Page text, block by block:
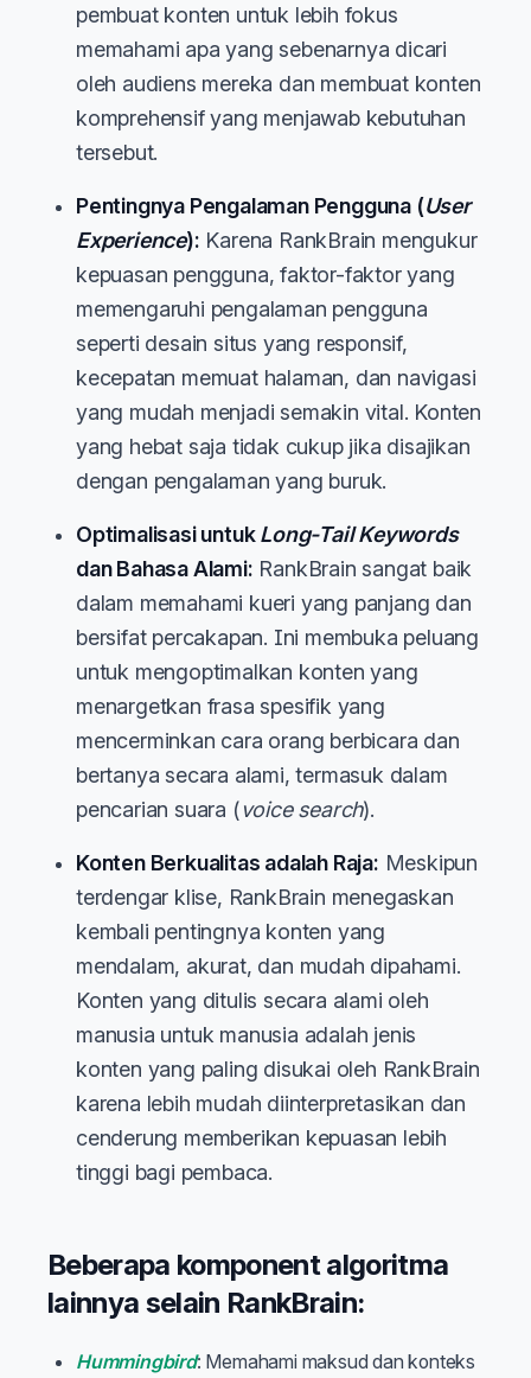
pembuat konten untuk lebih fokus
memahami apa yang sebenarnya dicari
oleh audiens mereka dan membuat konten
komprehensif yang menjawab kebutuhan
tersebut.
Pentingnya Pengalaman Pengguna (User
Experience): Karena RankBrain mengukur
kepuasan pengguna, faktor-faktor yang
memengaruhi pengalaman pengguna
seperti desain situs yang responsif,
kecepatan memuat halaman, dan navigasi
yang mudah menjadi semakin vital. Konten
yang hebat saja tidak cukup jika disajikan
dengan pengalaman yang buruk.
Optimalisasi untukLong-Tail Keywords
dan Bahasa Alami: RankBrain sangat baik
dalam memahami kueri yang panjang dan
bersifat percakapan. Ini membuka peluang
untuk mengoptimalkan konten yang
menargetkan frasa spesifik yang
mencerminkan cara orang berbicara dan
bertanya secara alami, termasuk dalam
pencarian suara (voice search).
Konten Berkualitas adalah Raja: Meskipun
terdengar klise, RankBrain menegaskan
kembali pentingnya konten yang
mendalam, akurat, dan mudah dipahami.
Konten yang ditulis secara alami oleh
manusia untuk manusia adalah jenis
konten yang paling disukai oleh RankBrain
karena lebih mudah diinterpretasikan dan
cenderung memberikan kepuasan lebih
tinggi bagi pembaca.
Beberapa komponent algoritma
lainnya selain RankBrain:
Hummingbird: Memahami maksud dan konteks